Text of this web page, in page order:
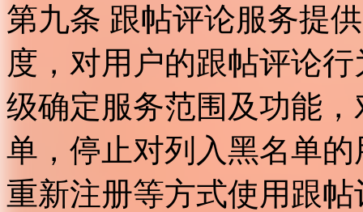
第九条 跟帖评论服务提
度，对用户的跟帖评论
级确定服务范围及功能
单，停止对列入黑名单
重新注册等方式使用跟